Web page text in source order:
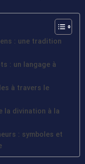
: une tradition
: un langage à
à travers le
la divination à la
: symboles et